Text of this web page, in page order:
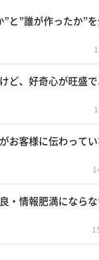
”と”誰が作ったか”
ど、好奇心が旺盛
お客様に伝わって
・情報肥満になら